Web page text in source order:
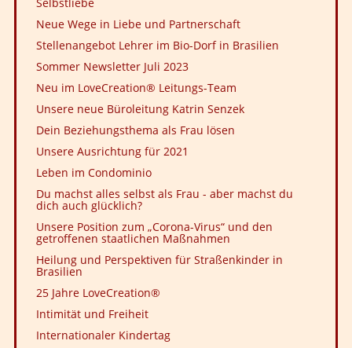
Neue Wege in Liebe und Partnerschaft
Stellenangebot Lehrer im Bio-Dorf in Brasilien
Sommer Newsletter Juli 2023
Neu im LoveCreation® Leitungs-Team
Unsere neue Büroleitung Katrin Senzek
Dein Beziehungsthema als Frau lösen
Unsere Ausrichtung für 2021
Leben im Condominio
Du machst alles selbst als Frau - aber machst du
dich auch glücklich?
Unsere Position zum „Corona-Virus“ und den
getroffenen staatlichen Maßnahmen
Heilung und Perspektiven für Straßenkinder in
Brasilien
25 Jahre LoveCreation®
Intimität und Freiheit
Internationaler Kindertag